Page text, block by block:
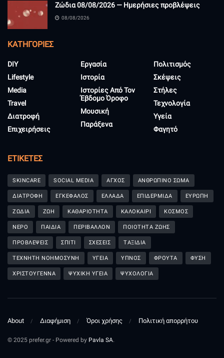
Ζώδια 08/08/2026 — Ημερήσιες προβλέψεις
08/08/2026
KΑΤΗΓΟΡΊΕΣ
DIY
Lifestyle
Media
Travel
Διατροφή
Επιχειρήσεις
Εργασία
Ιστορία
Ιστορίες Από Τον
Έβδομο Όροφο
Μουσική
Παράξενα
Πολιτισμός
Σκέψεις
Στήλες
Τεχνολογία
Υγεία
Φαγητό
ΕΤΙΚΈΤΕΣ
SKINCARE SOCIAL MEDIA ΑΓΧΟΣ ΑΝΘΡΩΠΙΝΟ ΣΩΜΑ
ΔΙΑΤΡΟΦΗ ΕΓΚΕΦΑΛΟΣ ΕΛΛΑΔΑ ΕΠΙΔΕΡΜΙΔΑ ΕΥΡΩΠΗ
ΖΩΔΙΑ ΖΩΗ ΚΑΘΑΡΙΟΤΗΤΑ ΚΑΛΟΚΑΙΡΙ ΚΟΣΜΟΣ
ΝΕΡΟ ΠΑΙΔΙΑ ΠΕΡΙΒΑΛΛΟΝ ΠΟΙΟΤΗΤΑ ΖΩΗΣ
ΠΡΟΒΛΕΨΕΙΣ ΣΠΙΤΙ ΣΧΕΣΕΙΣ ΤΑΞΙΔΙΑ
ΤΕΧΝΗΤΗ ΝΟΗΜΟΣΥΝΗ ΥΓΕΙΑ ΥΠΝΟΣ ΦΡΟΥΤΑ ΦΥΣΗ
ΧΡΙΣΤΟΥΓΕΝΝΑ ΨΥΧΙΚΗ ΥΓΕΙΑ ΨΥΧΟΛΟΓΙΑ
About Διαφήμιση Όροι χρήσης Πολιτική απορρήτου
© 2025 prefer.gr - Powered by Pavla SA.